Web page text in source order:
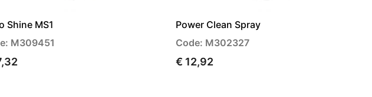
Shine MS1
M309451
Power Clean Spray
Code: M302327
€ 12,92